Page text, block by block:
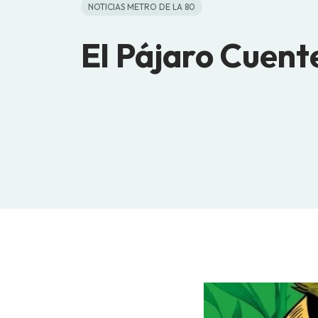
NOTICIAS METRO DE LA 80
El Pájaro